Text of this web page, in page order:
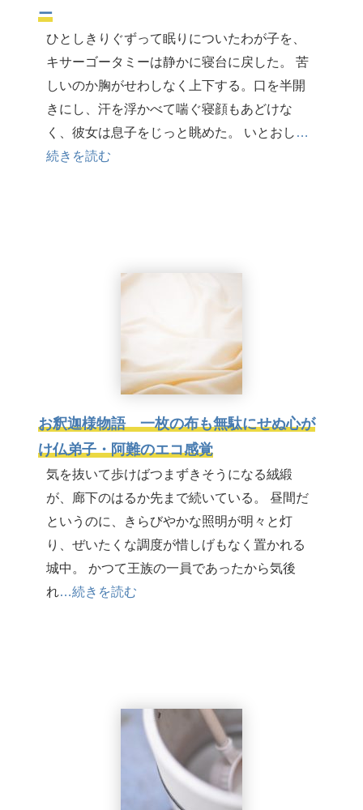
ー
ひとしきりぐずって眠りについたわが子を、
キサーゴータミーは静かに寝台に戻した。 苦
しいのか胸がせわしなく上下する。口を半開
きにし、汗を浮かべて喘ぐ寝顔もあどけな
く、彼女は息子をじっと眺めた。 いとおし …
続きを読む
お釈迦様物語 一枚の布も無駄にせぬ心が
け仏弟子・阿難のエコ感覚
気を抜いて歩けばつまずきそうになる絨緞
が、廊下のはるか先まで続いている。 昼間だ
というのに、きらびやかな照明が明々と灯
り、ぜいたくな調度が惜しげもなく置かれる
城中。 かつて王族の一員であったから気後
れ…続きを読む